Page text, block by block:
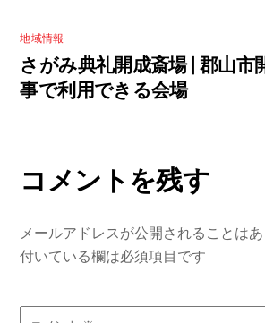
地域情報
さがみ典礼開成斎場 | 郡山市
事で利用できる会場
コメントを残す
メールアドレスが公開されることはあ
付いている欄は必須項目です